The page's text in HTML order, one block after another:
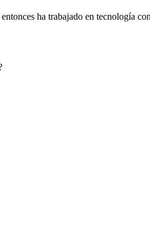
ha trabajado en tecnología